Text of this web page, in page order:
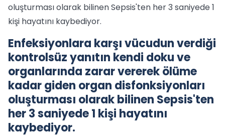
oluşturması olarak bilinen Sepsis'ten her 3 saniyede 1
kişi hayatını kaybediyor.
Enfeksiyonlara karşı vücudun verdiği
kontrolsüz yanıtın kendi doku ve
organlarında zarar vererek ölüme
kadar giden organ disfonksiyonları
oluşturması olarak bilinen Sepsis'ten
her 3 saniyede 1 kişi hayatını
kaybediyor.